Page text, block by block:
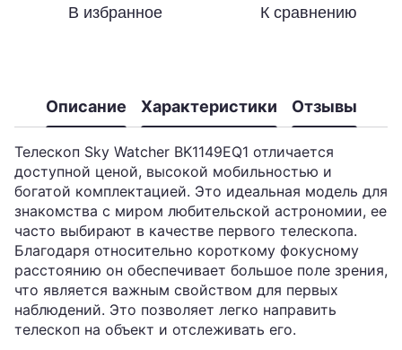
В избранное К сравнению
Описание Характеристики Отзывы
Телескоп Sky Watcher BK1149EQ1 отличается
доступной ценой, высокой мобильностью и
богатой комплектацией. Это идеальная модель для
знакомства с миром любительской астрономии, ее
часто выбирают в качестве первого телескопа.
Благодаря относительно короткому фокусному
расстоянию он обеспечивает большое поле зрения,
что является важным свойством для первых
наблюдений. Это позволяет легко направить
телескоп на объект и отслеживать его.